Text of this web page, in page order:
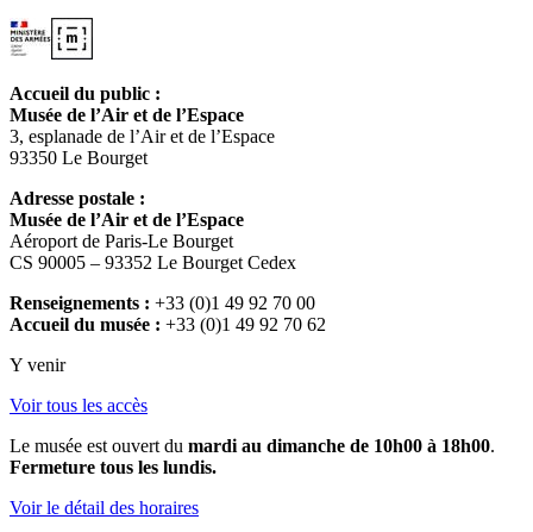
Accueil du public :
Musée de l’Air et de l’Espace
3, esplanade de l’Air et de l’Espace
93350 Le Bourget
Adresse postale :
Musée de l’Air et de l’Espace
Aéroport de Paris-Le Bourget
CS 90005 – 93352 Le Bourget Cedex
Renseignements : +33 (0)1 49 92 70 00
Accueil du musée : +33 (0)1 49 92 70 62
Y venir
Voir tous les accès
Le musée est ouvert du mardi au dimanche de 10h00 à 18h00.
Fermeture tous les lundis.
Voir le détail des horaires